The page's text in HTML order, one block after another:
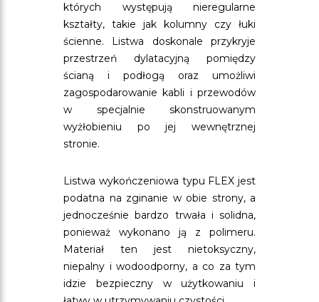
których występują nieregularne
kształty, takie jak kolumny czy łuki
ścienne. Listwa doskonale przykryje
przestrzeń dylatacyjną pomiędzy
ścianą i podłogą oraz umożliwi
zagospodarowanie kabli i przewodów
w specjalnie skonstruowanym
wyżłobieniu po jej wewnętrznej
stronie.
Listwa wykończeniowa typu FLEX jest
podatna na zginanie w obie strony, a
jednocześnie bardzo trwała i solidna,
ponieważ wykonano ją z polimeru.
Materiał ten jest nietoksyczny,
niepalny i wodoodporny, a co za tym
idzie bezpieczny w użytkowaniu i